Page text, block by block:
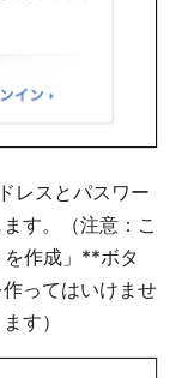
レスとパスワー
す。（注意：こ
作成」**ボタ
ってはいけませ
す）